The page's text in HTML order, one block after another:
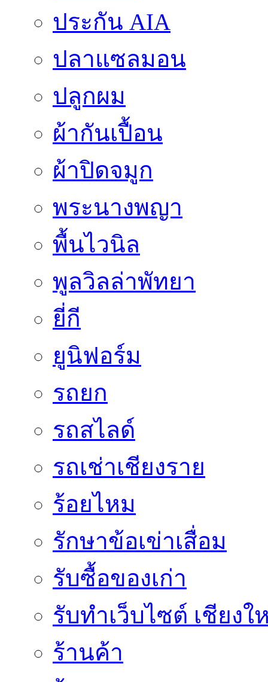
ประกัน AIA
ปลาแซลมอน
ปลูกผม
ผ้ากันเปื้อน
ผ้าปิดจมูก
พระนางพญา
พื้นไวนิล
พูลวิลล่าพัทยา
ยี่กี
ยูนิฟอร์ม
รถยก
รถสไลด์
รถเช่าเชียงราย
ร้อยไหม
รักษาข้อเข่าเสื่อม
รับซื้อของเก่า
รับทำเว็บไซต์ เชียงใ
ร้านค้า